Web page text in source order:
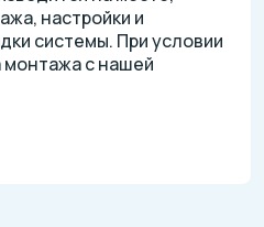
настройки и
системы. При условии
монтажа с нашей